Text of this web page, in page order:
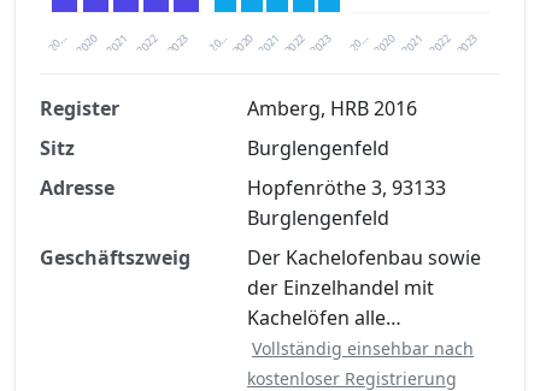
20… 2021 2023
2020 2022 20… 2021 2023
2020 2022 20… 2021 2023
2020 2022
Finanzkennzahlen nach kostenloser
Registrierung verfügbar
Jetzt kostenlos registrieren
Register
Amberg, HRB 2016
Sitz
Burglengenfeld
Adresse
Hopfenröthe 3, 93133
Burglengenfeld
Geschäftszweig
Der Kachelofenbau sowie
der Einzelhandel mit
Kachelöfen alle…
Vollständig einsehbar nach
kostenloser Registrierung